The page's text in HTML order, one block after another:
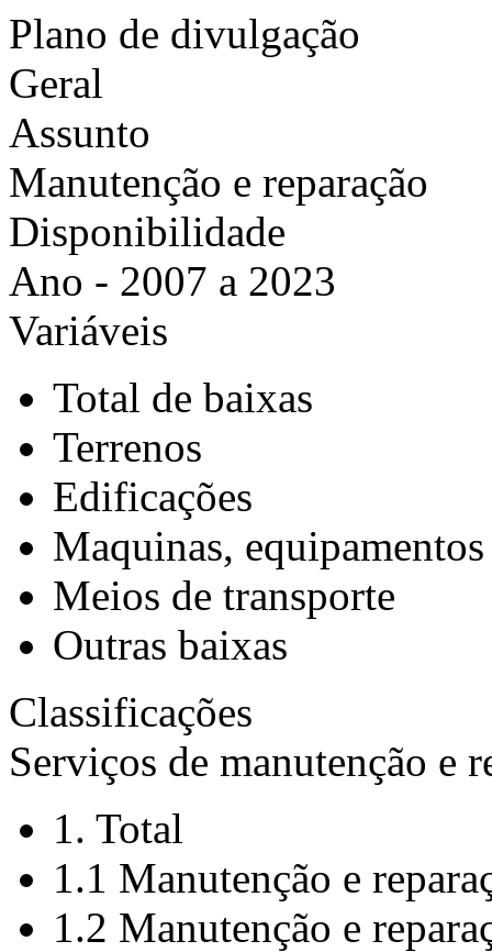
Plano de divulgação
Geral
Assunto
Manutenção e reparação
Disponibilidade
Ano - 2007 a 2023
Variáveis
Total de baixas
Terrenos
Edificações
Maquinas,
Meios de transporte
Outras baixas
Classificações
Serviços de manutenção e
1. Total
1.1 Manutenção e
1.2 Manutenção e